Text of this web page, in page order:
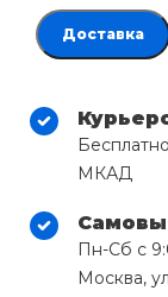
Доставка
МКАД
Пн-Сб с
Москва,